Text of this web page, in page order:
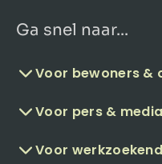
Ga snel naar...
Voor bewoners &
Voor pers & media
Voor